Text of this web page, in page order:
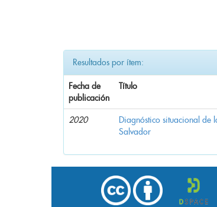
Resultados por ítem:
Fecha de
publicación
Título
2020
Diagnóstico situacional de
Salvador